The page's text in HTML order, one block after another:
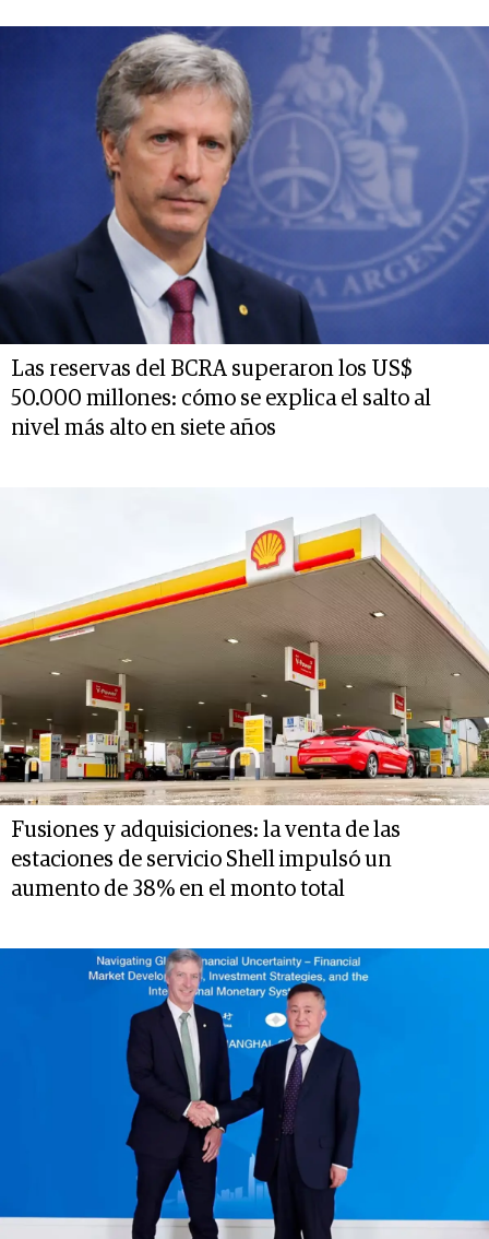
Las reservas del BCRA superaron los US$
50.000 millones: cómo se explica el salto al
nivel más alto en siete años
Fusiones y adquisiciones: la venta de las
estaciones de servicio Shell impulsó un
aumento de 38% en el monto total